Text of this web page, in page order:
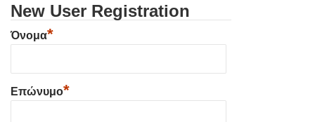
New User Registration
Όνομα*
Επώνυμο*